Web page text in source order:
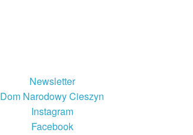
Newsletter
Dom Narodowy Cieszyn
Instagram
Facebook